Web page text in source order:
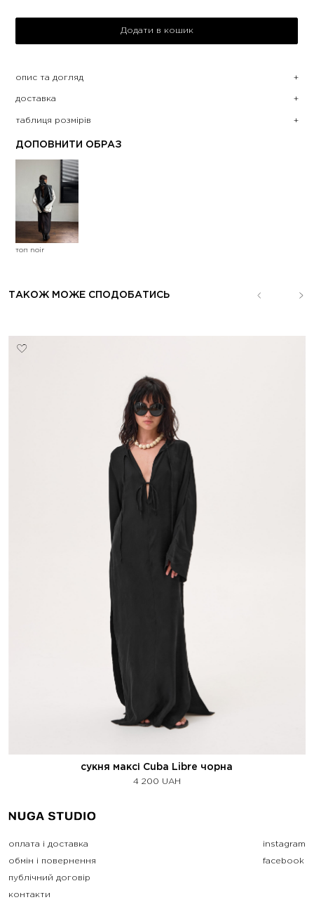
Додати в кошик
опис та догляд
доставка
таблиця розмірів
ДОПОВНИТИ ОБРАЗ
топ noir
ТАКОЖ МОЖЕ СПОДОБАТИСЬ
сукня максі Cuba Libre чорна
4 200 UAH
оплата і доставка
обмін і повернення
публічний договір
контакти
instagram
facebook